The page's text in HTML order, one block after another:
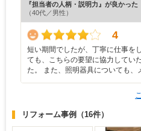
『担当者の人柄・説明力』が良かった
（40代／男性）
4
短い期間でしたが、丁寧に仕事を
ても、こちらの要望に協力してい
た。 また、照明器具についても
リフォーム事例 （16件）